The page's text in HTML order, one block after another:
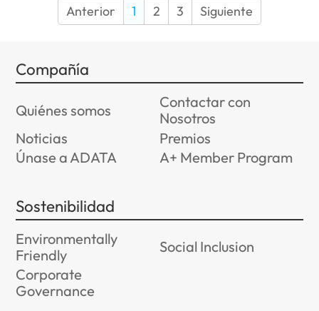
Anterior 1 2 3 Siguiente
Compañía
Quiénes somos
Contactar con
Nosotros
Noticias
Premios
Únase a ADATA
A+ Member Program
Sostenibilidad
Environmentally
Friendly
Social Inclusion
Corporate
Governance